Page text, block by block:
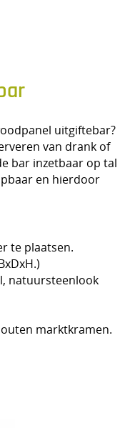
uitgiftebar?
van drank of
bar inzetbaar op tal
en hierdoor
te plaatsen.
natuursteenlook
marktkramen.